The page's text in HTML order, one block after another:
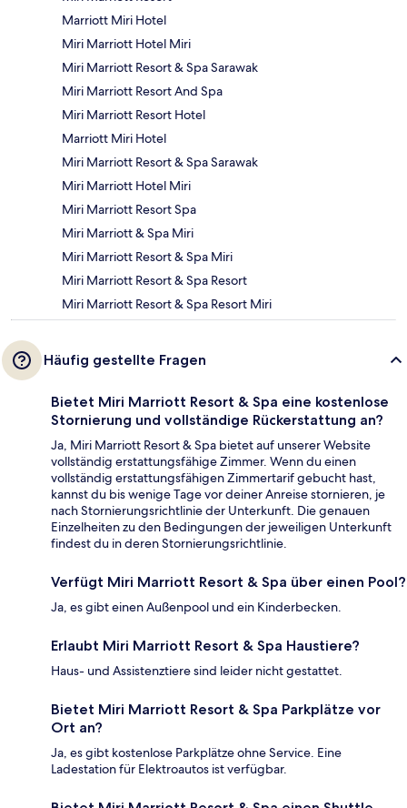
Marriott Miri Hotel
Miri Marriott Hotel Miri
Miri Marriott Resort & Spa Sarawak
Miri Marriott Resort And Spa
Miri Marriott Resort Hotel
Marriott Miri Hotel
Miri Marriott Resort & Spa Sarawak
Miri Marriott Hotel Miri
Miri Marriott Resort Spa
Miri Marriott & Spa Miri
Miri Marriott Resort & Spa Miri
Miri Marriott Resort & Spa Resort
Miri Marriott Resort & Spa Resort Miri
Häufig gestellte Fragen
Bietet Miri Marriott Resort & Spa eine kostenlose
Stornierung und vollständige Rückerstattung an?
Ja, Miri Marriott Resort & Spa bietet auf unserer Website
vollständig erstattungsfähige Zimmer. Wenn du einen
vollständig erstattungsfähigen Zimmertarif gebucht hast,
kannst du bis wenige Tage vor deiner Anreise stornieren, je
nach Stornierungsrichtlinie der Unterkunft. Die genauen
Einzelheiten zu den Bedingungen der jeweiligen Unterkunft
findest du in deren Stornierungsrichtlinie.
Verfügt Miri Marriott Resort & Spa über einen Pool?
Ja, es gibt einen Außenpool und ein Kinderbecken.
Erlaubt Miri Marriott Resort & Spa Haustiere?
Haus- und Assistenztiere sind leider nicht gestattet.
Bietet Miri Marriott Resort & Spa Parkplätze vor
Ort an?
Ja, es gibt kostenlose Parkplätze ohne Service. Eine
Ladestation für Elektroautos ist verfügbar.